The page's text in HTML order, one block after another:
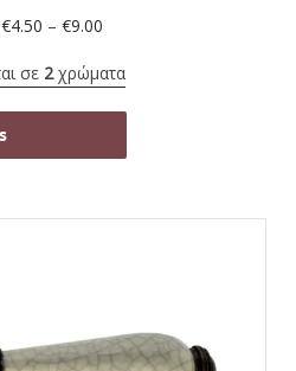
€4.50 – €9.00
σε 2χρώματα